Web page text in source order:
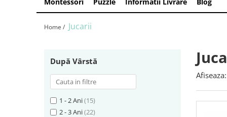
Home / Jucarii
După Vârstă
1 - 2 Ani(15)
2 - 3 Ani(22)
Afiseaza: